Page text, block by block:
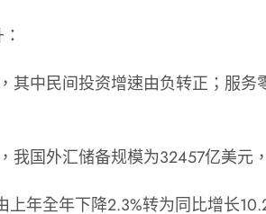
中民间投资增速由负转正；服务
我国外汇储备规模为32457亿美元
年全年下降2.3%转为同比增长